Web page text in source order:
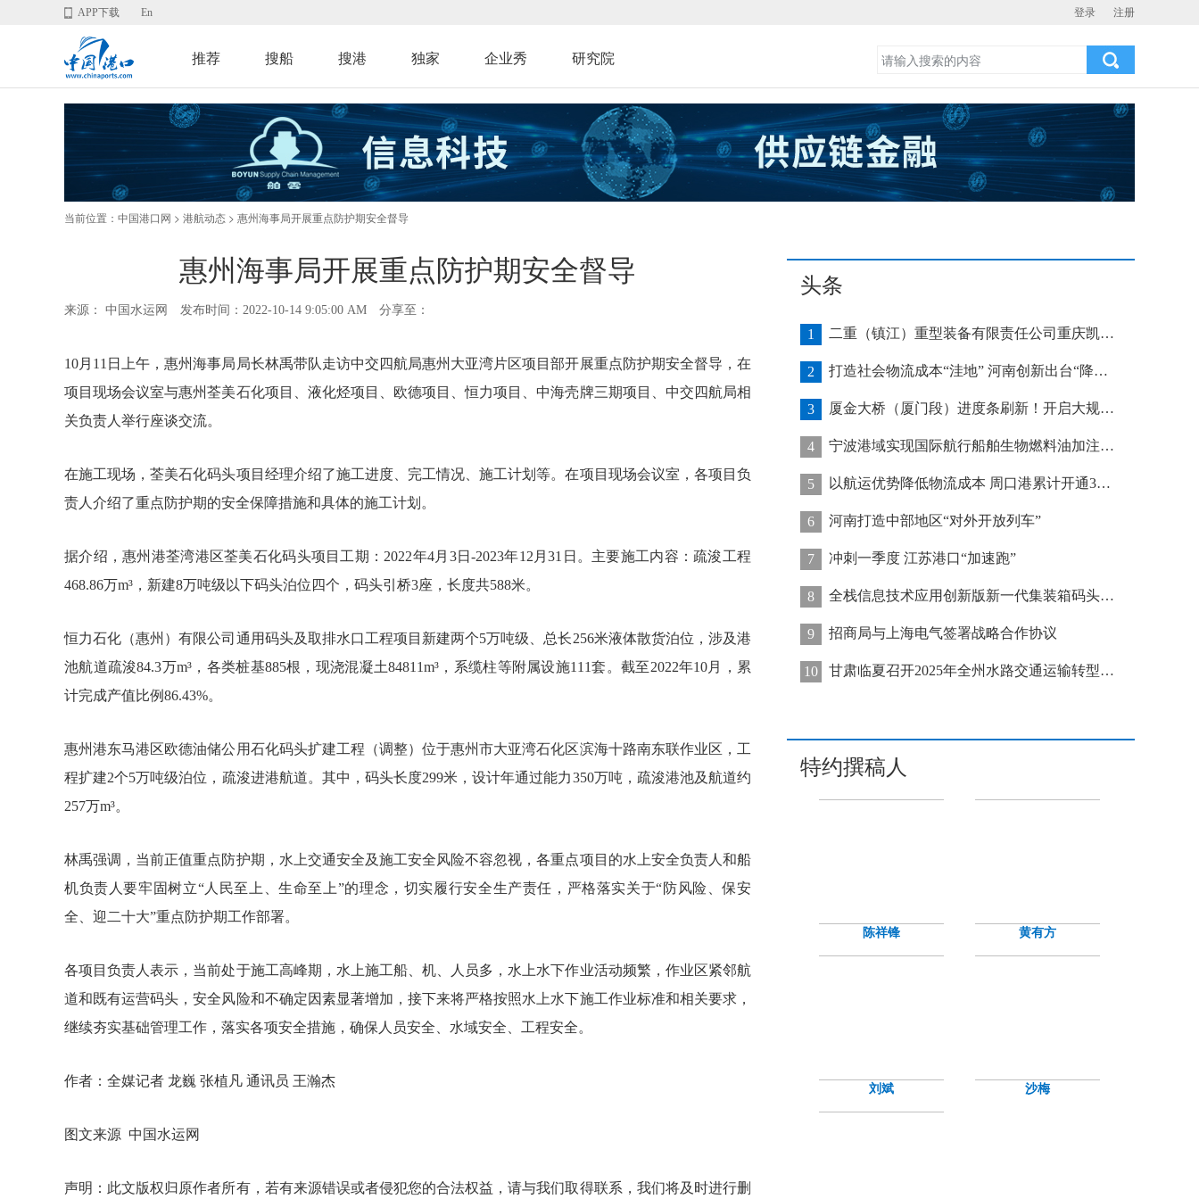
登录 注册
APP下载 En
推荐 搜船 搜港 独家 企业秀 研究院
当前位置： 中国港口网 > 港航动态 > 惠州海事局开展重点防护期安全督导
惠州海事局开展重点防护期安全督导
来源： 中国水运网 发布时间：2022-10-14 9:05:00 AM 分享至：
10月11日上午，惠州海事局局长林禹带队走访中交四航局惠州大亚湾片区项目部开展重点防护期安全督导，在
项目现场会议室与惠州荃美石化项目、液化烃项目、欧德项目、恒力项目、中海壳牌三期项目、中交四航局相
关负责人举行座谈交流。
在施工现场，荃美石化码头项目经理介绍了施工进度、完工情况、施工计划等。在项目现场会议室，各项目负
责人介绍了重点防护期的安全保障措施和具体的施工计划。
据介绍，惠州港荃湾港区荃美石化码头项目工期：2022年4月3日-2023年12月31日。主要施工内容：疏浚工程
468.86万m³，新建8万吨级以下码头泊位四个，码头引桥3座，长度共588米。
恒力石化（惠州）有限公司通用码头及取排水口工程项目新建两个5万吨级、总长256米液体散货泊位，涉及港
池航道疏浚84.3万m³，各类桩基885根，现浇混凝土84811m³，系缆柱等附属设施111套。截至2022年10月，累
计完成产值比例86.43%。
惠州港东马港区欧德油储公用石化码头扩建工程（调整）位于惠州市大亚湾石化区滨海十路南东联作业区，工
程扩建2个5万吨级泊位，疏浚进港航道。其中，码头长度299米，设计年通过能力350万吨，疏浚港池及航道约
257万m³。
林禹强调，当前正值重点防护期，水上交通安全及施工安全风险不容忽视，各重点项目的水上安全负责人和船
机负责人要牢固树立“人民至上、生命至上”的理念，切实履行安全生产责任，严格落实关于“防风险、保安
全、迎二十大”重点防护期工作部署。
各项目负责人表示，当前处于施工高峰期，水上施工船、机、人员多，水上水下作业活动频繁，作业区紧邻航
道和既有运营码头，安全风险和不确定因素显著增加，接下来将严格按照水上水下施工作业标准和相关要求，
继续夯实基础管理工作，落实各项安全措施，确保人员安全、水域安全、工程安全。
作者：全媒记者 龙巍 张植凡 通讯员 王瀚杰
图文来源 中国水运网
声明：此文版权归原作者所有，若有来源错误或者侵犯您的合法权益，请与我们取得联系，我们将及时进行删
头条
1 二重（镇江）重型装备有限责任公司重庆凯瑞项目发运助力海上风电产业发展
2 打造社会物流成本“洼地” 河南创新出台“降本16条”
3 厦金大桥（厦门段）进度条刷新！开启大规模桥梁装配化施工新阶段
4 宁波港域实现国际航行船舶生物燃料油加注“零突破”
5 以航运优势降低物流成本 周口港累计开通32条集装箱航线
6 河南打造中部地区“对外开放列车”
7 冲刺一季度 江苏港口“加速跑”
8 全栈信息技术应用创新版新一代集装箱码头管控系统在天津港上线运行
9 招商局与上海电气签署战略合作协议
10 甘肃临夏召开2025年全州水路交通运输转型发展推进会
特约撰稿人
陈祥锋 黄有方
刘斌 沙梅